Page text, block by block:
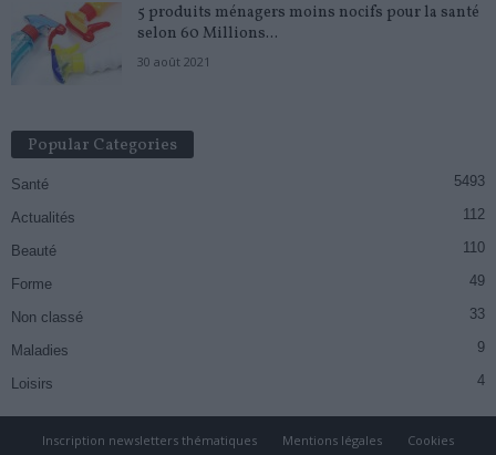
5 produits ménagers moins nocifs pour la santé
selon 60 Millions...
30 août 2021
Popular Categories
Santé 5493
Actualités 112
Beauté 110
Forme 49
Non classé 33
Maladies 9
Loisirs 4
Inscription newsletters thématiques Mentions légales Cookies